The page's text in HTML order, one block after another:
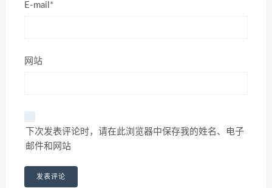
E-mail*
网站
下次发表评论时，请在此浏览器中保存我的姓名、电子
邮件和网站